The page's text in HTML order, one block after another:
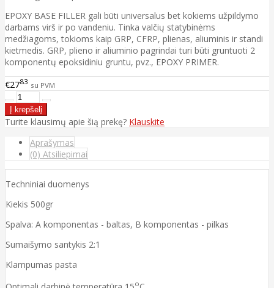
EPOXY BASE FILLER gali būti universalus bet kokiems užpildymo
darbams virš ir po vandeniu. Tinka valčių statybinėms
medžiagoms, tokioms kaip GRP, CFRP, plienas, aliuminis ir standi
kietmedis. GRP, plieno ir aliuminio pagrindai turi būti gruntuoti 2
komponentų epoksidiniu gruntu, pvz., EPOXY PRIMER.
€2783 su PVM
Turite klausimų apie šią prekę? Klauskite
Aprašymas
(0) Atsiliepimai
Techniniai duomenys
Kiekis 500gr
Spalva: A komponentas - baltas, B komponentas - pilkas
Sumaišymo santykis 2:1
Klampumas pasta
o